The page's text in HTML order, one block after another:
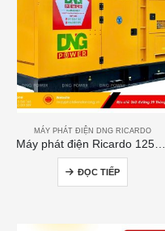
MÁY PHÁT ĐIỆN DNG RICARDO
Máy phát điện Ricardo 125kVA
ĐỌC TIẾP